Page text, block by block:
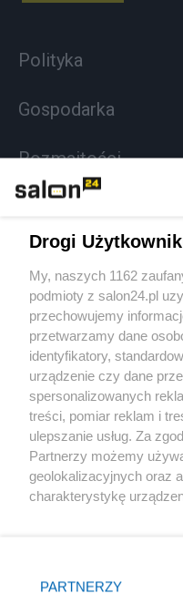
Polityka
Gospodarka
Rozmaitości
Sport
Społeczeństwo
Kultura
X Facebook
Drogi
My, naszych 1162
podmioty z salon24.pl
przechowujemy
przetwarzamy dane
identyfikatory,
urządzenie czy dane
spersonalizowanych
treści, pomiar reklam i
ulepszanie usług. Za
Partnerzy możemy
geolokalizacyjnych oraz
charakterystykę
zmienić/wycofać
znajdujący się w lewym
PARTNERZY